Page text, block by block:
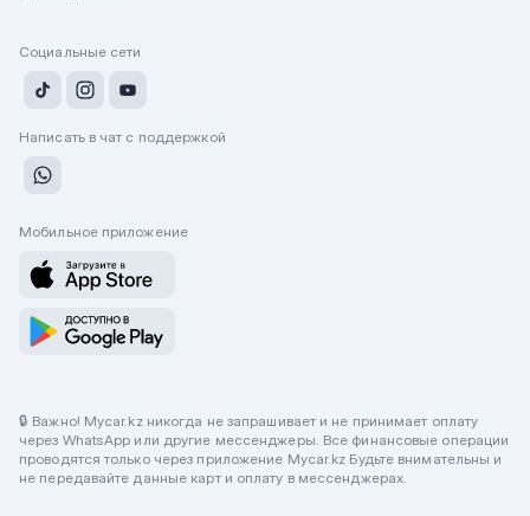
Социальные сети
Написать в чат с поддержкой
Мобильное приложение
🔒 Важно! Mycar.kz никогда не запрашивает и не принимает оплату
через WhatsApp или другие мессенджеры. Все финансовые операции
проводятся только через приложение Mycar.kz Будьте внимательны и
не передавайте данные карт и оплату в мессенджерах.